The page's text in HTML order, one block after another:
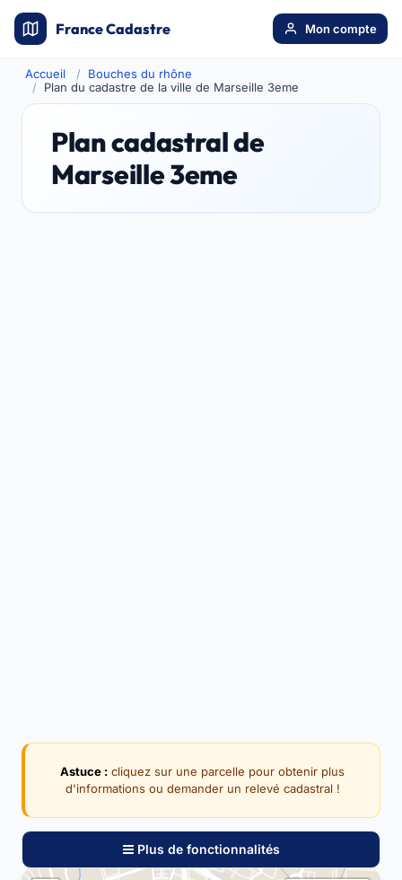
France Cadastre Mon compte
Accueil
Bouches du rhône
Plan du cadastre de la ville de Marseille 3eme
Plan cadastral de
Marseille 3eme
Astuce : cliquez sur une parcelle pour obtenir plus
d'informations ou demander un relevé cadastral !
Plus de fonctionnalités